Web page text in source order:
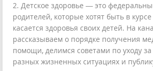
2. Детское здоровье — это
родителей, которые хотят быть в курсе
касается здоровья своих детей. На
рассказываем о порядке получения
помощи, делимся советами по уходу
разных жизненных ситуациях и